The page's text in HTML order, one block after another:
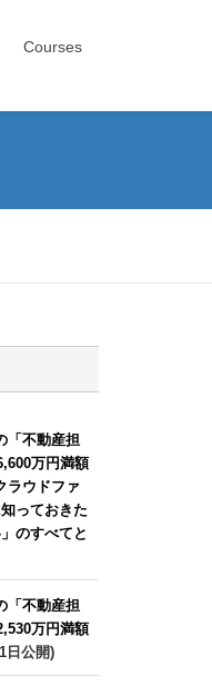
Courses
「不動産担
万円満額
ラウドファ
っておきた
のすべてと
「不動産担
万円満額
日公開)